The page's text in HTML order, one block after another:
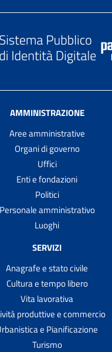
AMMINISTRAZIONE
Aree amministrative
Organi di governo
Uffici
Enti e fondazioni
Politici
Personale amministrativo
Luoghi
SERVIZI
Anagrafe e stato civile
Cultura e tempo libero
Vita lavorativa
produttive e commercio
e Pianificazione
Turismo